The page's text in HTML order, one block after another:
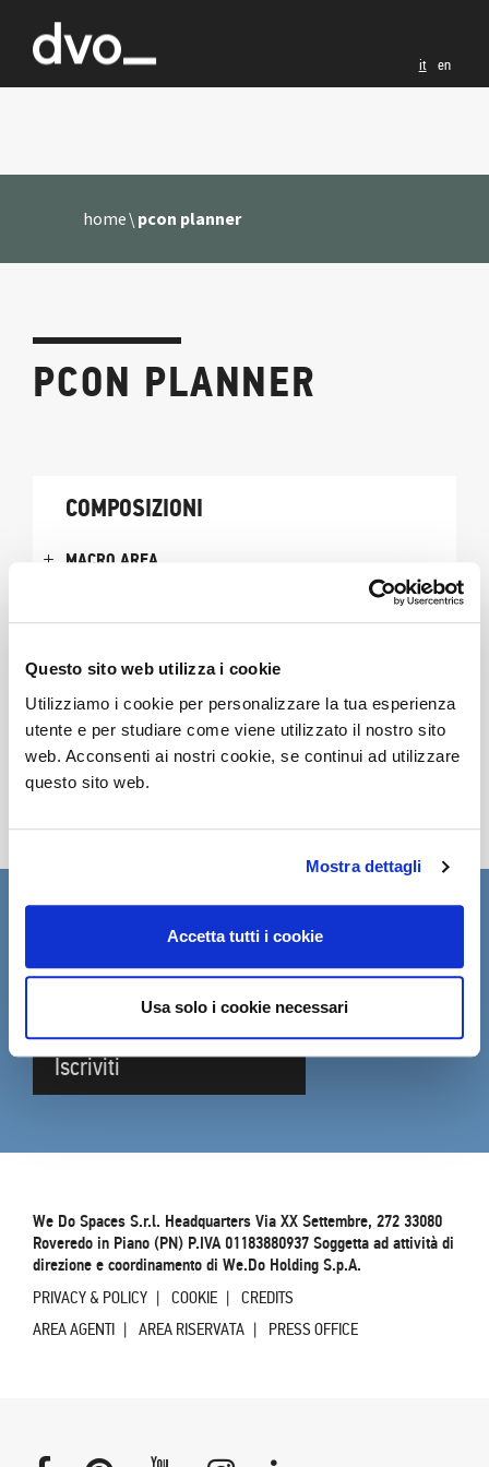
Questo sito web utilizza i cookie
Utilizziamo i cookie per personalizzare la tua esperienza
utente e per studiare come viene utilizzato il nostro sito
web. Acconsenti ai nostri cookie, se continui ad utilizzare
questo sito web.
Mostra dettagli
Accetta tutti i cookie
Usa solo i cookie necessari
it en
home pcon planner
PCON PLANNER
COMPOSIZIONI
MACRO AREA
TIPOLOGIA DI ENTE
ISCRIVITI ALLA
NEWSLETTER
Iscriviti
We Do Spaces S.r.l. Headquarters Via XX Settembre, 272 33080
Roveredo in Piano (PN) P.IVA 01183880937 Soggetta ad attività di
direzione e coordinamento di We.Do Holding S.p.A.
PRIVACY & POLICY COOKIE
CREDITS
AREA AGENTI
AREA RISERVATA PRESS OFFICE